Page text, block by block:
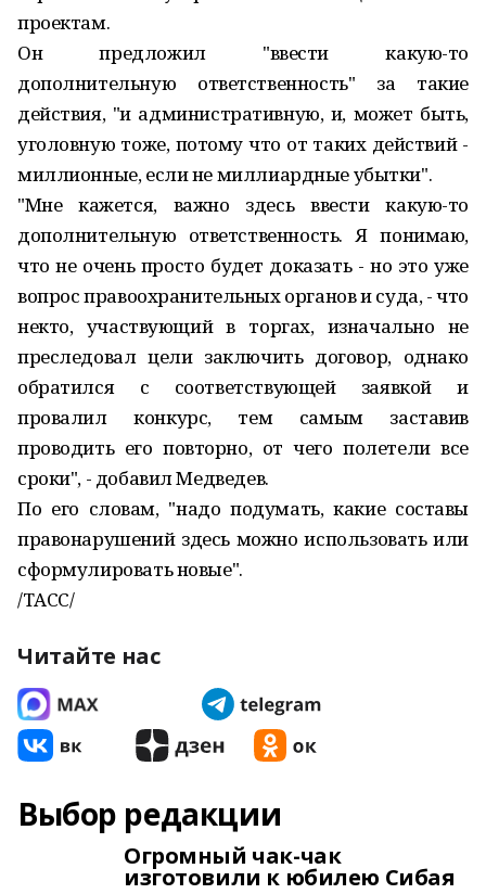
проектам.
Он предложил "ввести какую-то
дополнительную ответственность" за такие
действия, "и административную, и, может быть,
уголовную тоже, потому что от таких действий -
миллионные, если не миллиардные убытки".
"Мне кажется, важно здесь ввести какую-то
дополнительную ответственность. Я понимаю,
что не очень просто будет доказать - но это уже
вопрос правоохранительных органов и суда, - что
некто, участвующий в торгах, изначально не
преследовал цели заключить договор, однако
обратился с соответствующей заявкой и
провалил конкурс, тем самым заставив
проводить его повторно, от чего полетели все
сроки", - добавил Медведев.
По его словам, "надо подумать, какие составы
правонарушений здесь можно использовать или
сформулировать новые".
/ТАСС/
Читайте нас
Выбор редакции
Огромный чак-чак
изготовили к юбилею Сибая